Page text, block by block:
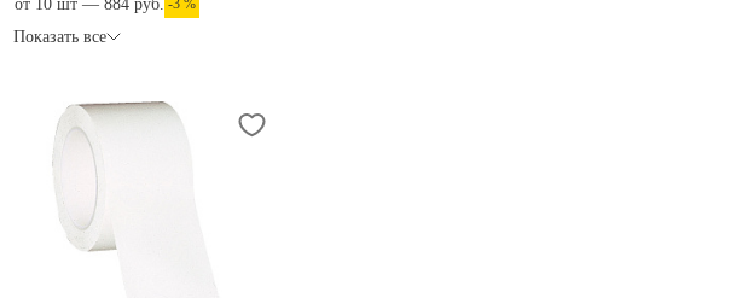
от 10 шт — 884 руб. -3 %
Показать все